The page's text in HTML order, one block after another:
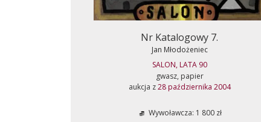
Nr Katalogowy 7.
Jan Młodożeniec
SALON, LATA 90
gwasz, papier
aukcja z28 października 2004
Wywoławcza: 1 800 zł